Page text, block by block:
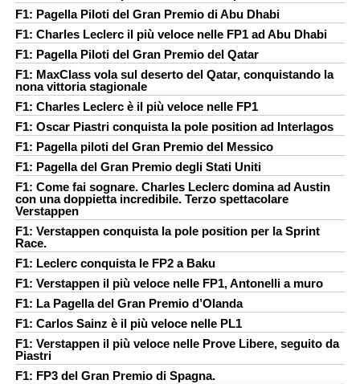
F1: Pagella Piloti del Gran Premio di Abu Dhabi
F1: Charles Leclerc il più veloce nelle FP1 ad Abu Dhabi
F1: Pagella Piloti del Gran Premio del Qatar
F1: MaxClass vola sul deserto del Qatar, conquistando la
nona vittoria stagionale
F1: Charles Leclerc è il più veloce nelle FP1
F1: Oscar Piastri conquista la pole position ad Interlagos
F1: Pagella piloti del Gran Premio del Messico
F1: Pagella del Gran Premio degli Stati Uniti
F1: Come fai sognare. Charles Leclerc domina ad Austin
con una doppietta incredibile. Terzo spettacolare
Verstappen
F1: Verstappen conquista la pole position per la Sprint
Race.
F1: Leclerc conquista le FP2 a Baku
F1: Verstappen il più veloce nelle FP1, Antonelli a muro
F1: La Pagella del Gran Premio d’Olanda
F1: Carlos Sainz è il più veloce nelle PL1
F1: Verstappen il più veloce nelle Prove Libere, seguito da
Piastri
F1: FP3 del Gran Premio di Spagna.